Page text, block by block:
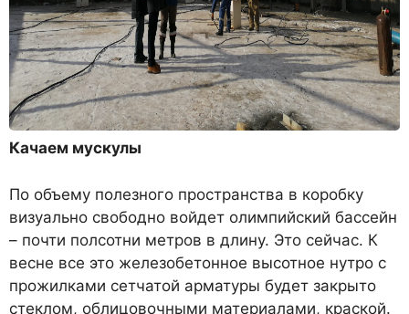
Качаем мускулы
По объему полезного пространства в коробку
визуально свободно войдет олимпийский бассейн
– почти полсотни метров в длину. Это сейчас. К
весне все это железобетонное высотное нутро с
прожилками сетчатой арматуры будет закрыто
стеклом, облицовочными материалами, краской.